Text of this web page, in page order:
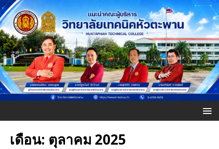
เดือน: ตุลาคม 2025